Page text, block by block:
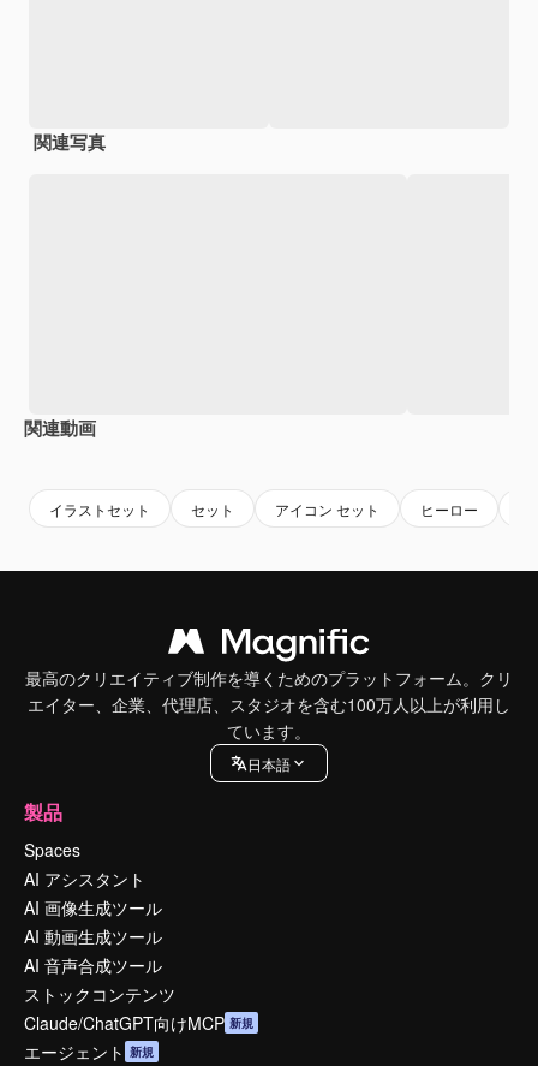
関連写真
関連動画
イラストセット セット アイコン セット ヒーロー
最高のクリエイティブ制作を導くためのプラットフォーム。クリ
エイター、企業、代理店、スタジオを含む100万人以上が利用し
ています。
日本語
製品
Spaces
AI アシスタント
AI 画像生成ツール
AI 動画生成ツール
AI 音声合成ツール
ストックコンテンツ
Claude/ChatGPT向けMCP 新規
エージェント 新規